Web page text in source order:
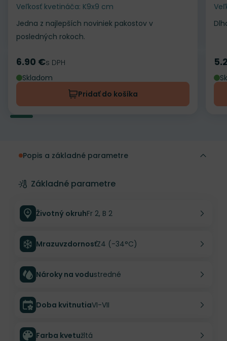
Veľkosť kvetináča: K9x9 cm
Jedna z najlepších noviniek pakostov v
posledných rokoch.
Cena
6.90 €s DPH
Skladom
Pridať do košíka
Popis a základné parametre
Základné parametre
Životný okruhFr 2, B 2
MrazuvzdornosťZ4 (-34°C)
Nároky na vodustredné
Doba kvitnutiaVI-VII
Farba kvetužltá